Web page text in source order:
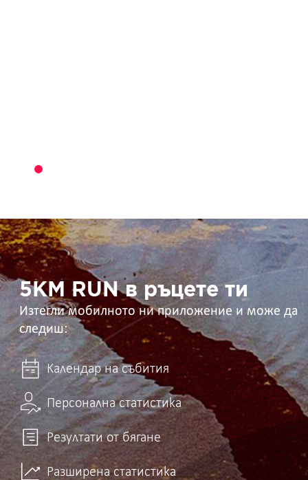
5KM
RUN
в
ръцете
ти 5KM RUN в ръцете ти
Изтегли мобилното ни приложение и може да
следиш:
Календар на събития
Персонална статистика
Резултати от бягане
Разширена статистика